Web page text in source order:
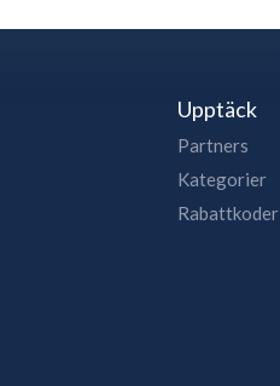
Upptäck
Partners
Kategorier
Rabattkoder